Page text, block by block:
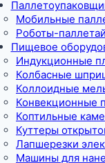
Мобильные
Роботы-
Пищевое
Индукционные
Колбасные
Коллоидные
Конвекционные
Коптильные
Куттеры
Лапшерезки
Машины для